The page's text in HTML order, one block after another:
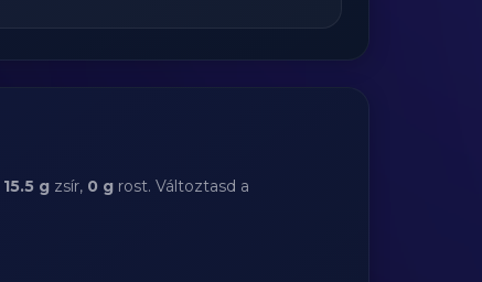
15.5 g zsír, 0 g rost. Változtasd a